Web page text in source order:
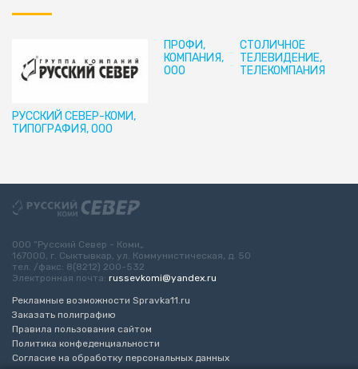
РУССКИЙ СЕВЕР-КОМИ,
ТИПОГРАФИЯ, ООО
ПРОФИ,
КОМПАНИЯ,
ООО
СТОЛИЧНОЕ
ТЕЛЕВИДЕНИЕ,
ТЕЛЕКОМПАНИЯ
ООО “Русский Север - Коми„
167000, г. Сыктывкар, ул. Коммунистическая, д. 50
тел. /факс: 8(8212) 200-532
Электронная почта: russevkomi@yandex.ru
Рекламные возможности Spravka11.ru
Заказать полиграфию
Правила пользования сайтом
Политика конфеденциальности
Согласие на обработку персональных данных